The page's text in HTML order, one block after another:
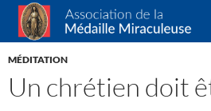
Association de la Médaille
Recherche
ALLER
AU
MÉDITATION
Un chrétien doit